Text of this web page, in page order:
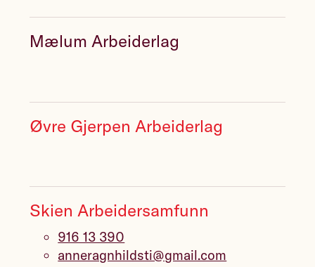
Mælum Arbeiderlag
Øvre Gjerpen Arbeiderlag
Skien Arbeidersamfunn
916 13 390
anneragnhildsti@gmail.com